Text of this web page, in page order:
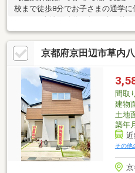
校まで徒歩8分でお子さまの通学に
京都府京田辺市草内
間取
建物
土地
築年
その他